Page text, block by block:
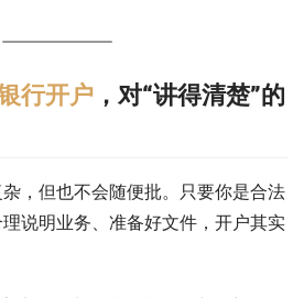
行开户 ，对“讲得清楚”的
，但也不会随便批。只要你是合法
说明业务、准备好文件，开户其实